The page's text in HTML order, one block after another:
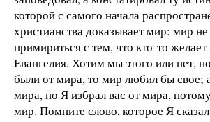
которой с самого начала
христианства доказывает мир: мир
примириться с тем, что кто-то
Евангелия. Хотим мы этого или нет,
были от мира, то мир любил бы свое;
мира, но Я избрал вас от мира,
мир. Помните слово, которое Я